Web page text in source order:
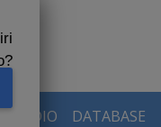
RADIO DATABASE